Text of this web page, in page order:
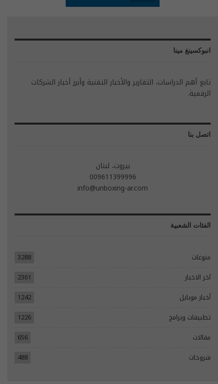
انبوكسينغ مينا
تابع أهم الدراسات، التقارير والأخبار التقنية وأبرز أخبار الشركات
الرقمية.
اتصل بنا
بيروت، لبنان
009611399996
info@unboxing-ar.com
الفئات الشعبية
منوعات
3288
آخر الاخبار
2361
أخبار موبايل
1242
تطبيقات وبرامج
1226
مقالات
656
شروحات
488